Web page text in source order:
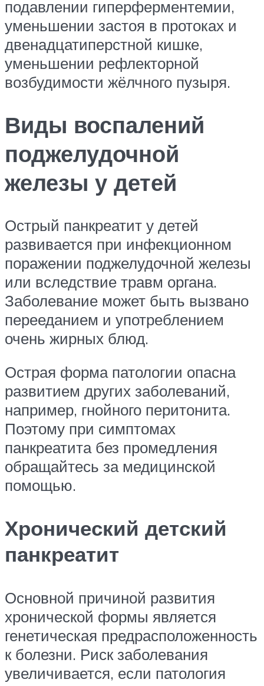
подавлении гиперферментемии,
уменьшении застоя в протоках и
двенадцатиперстной кишке,
уменьшении рефлекторной
возбудимости жёлчного пузыря.
Виды воспалений
поджелудочной
железы у детей
Острый панкреатит у детей
развивается при инфекционном
поражении поджелудочной железы
или вследствие травм органа.
Заболевание может быть вызвано
перееданием и употреблением
очень жирных блюд.
Острая форма патологии опасна
развитием других заболеваний,
например, гнойного перитонита.
Поэтому при симптомах
панкреатита без промедления
обращайтесь за медицинской
помощью.
Хронический детский
панкреатит
Основной причиной развития
хронической формы является
генетическая предрасположенность
к болезни. Риск заболевания
увеличивается, если патология